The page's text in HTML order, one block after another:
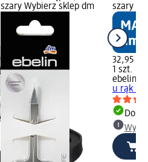
szary Wybierz sklep dm
szary
32,95 zł
1 szt.
ebelin
u rąk i